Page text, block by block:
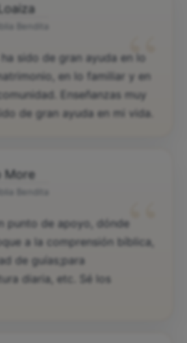
“
ha sido de gran ayuda en lo
en lo familiar y en
Enseñanzas muy
de gran ayuda en mi vida.
More
“
punto de apoyo, dónde
a la comprensión bíblica,
de guías;para
diaria, etc. Sé los